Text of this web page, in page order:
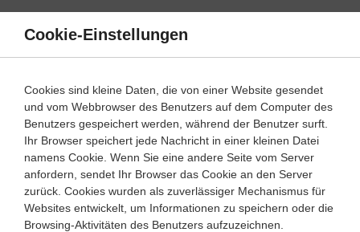
Direkt
Inhalt
Stromkreise einfach erklärt
Klassenstufe: 7 8
Was sind Stromkreise?
Welche Eigenschaften haben Stromkreise?
Cookie-Einstellungen
Cookies sind kleine Daten, die von einer Website gesendet
und vom Webbrowser des Benutzers auf dem Computer des
Benutzers gespeichert werden, während der Benutzer surft.
Ihr Browser speichert jede Nachricht in einer kleinen Datei
namens Cookie. Wenn Sie eine andere Seite vom Server
anfordern, sendet Ihr Browser das Cookie an den Server
zurück. Cookies wurden als zuverlässiger Mechanismus für
Websites entwickelt, um Informationen zu speichern oder die
Browsing-Aktivitäten des Benutzers aufzuzeichnen.